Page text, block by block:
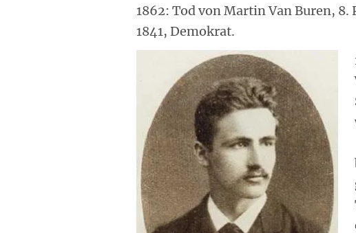
1862: Tod von Martin Van Buren, 8.
1841, Demokrat.